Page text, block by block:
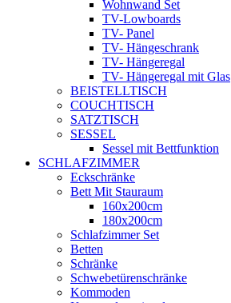
Wohnwand Set
TV-Lowboards
TV- Panel
TV- Hängeschrank
TV- Hängeregal
TV- Hängeregal mit Glas
BEISTELLTISCH
COUCHTISCH
SATZTISCH
SESSEL
Sessel mit Bettfunktion
SCHLAFZIMMER
Eckschränke
Bett Mit Stauraum
160x200cm
180x200cm
Schlafzimmer Set
Betten
Schränke
Schwebetürenschränke
Kommoden